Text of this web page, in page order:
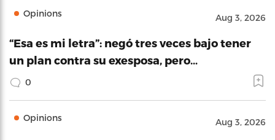
Opinions Aug 3, 2026
“Esa es mi letra”: negó tres veces bajo tener
un plan contra su exesposa, pero…
0
Opinions Aug 3, 2026